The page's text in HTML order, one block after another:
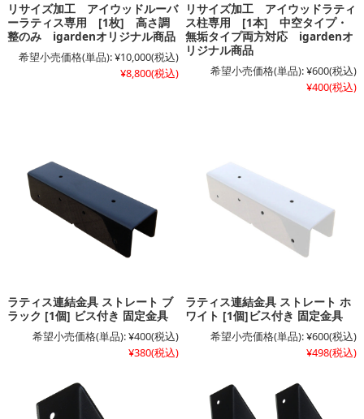
リサイズ加工 アイウッドルーバ
ーラティス専用 [1枚] 高さ調
整のみ igardenオリジナル商品
希望小売価格(単品):¥10,000(税込)
¥8,800(税込)
リサイズ加工 アイウッドラティ
ス柱専用 [1本] 中空タイプ・
無垢タイプ両方対応 igardenオ
リジナル商品
希望小売価格(単品):¥600(税込)
¥400(税込)
ラティス連結金具 ストレート ブ
ラック [1個] ビス付き 固定金具
希望小売価格(単品):¥400(税込)
¥380(税込)
ラティス連結金具 ストレート ホ
ワイト [1個]ビス付き 固定金具
希望小売価格(単品):¥600(税込)
¥498(税込)